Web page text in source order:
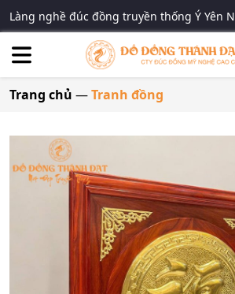
Làng nghề đúc đồng truyền thống Ý Yên
Trang chủ —Tranh đồng